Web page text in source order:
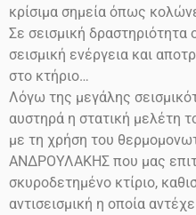
κρίσιμα σημεία όπως
Σε σεισμική
σεισμική ενέργεια και
στο κτήριο…
Λόγω της μεγάλης
αυστηρά η στατική μελέτη
με τη χρήση του
ΑΝΔΡΟΥΛΑΚΗΣ που μας
σκυροδετημένο κτίριο,
αντισεισμική η οποία